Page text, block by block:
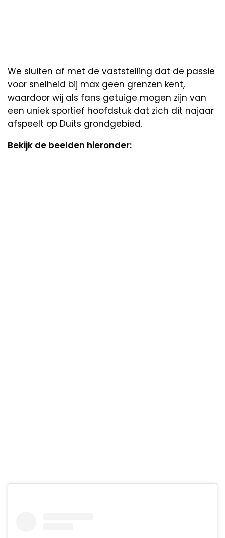
We sluiten af met de vaststelling dat de passie
voor snelheid bij max geen grenzen kent,
waardoor wij als fans getuige mogen zijn van
een uniek sportief hoofdstuk dat zich dit najaar
afspeelt op Duits grondgebied.
Bekijk de beelden hieronder: